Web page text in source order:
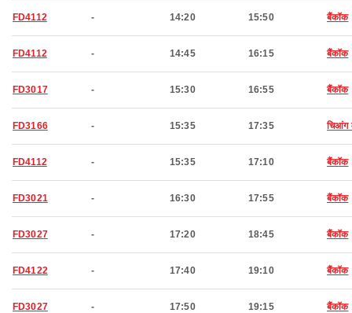
FD4112 - 14:20 15:50 बैंकॉक
FD4112 - 14:45 16:15 बैंकॉक
FD3017 - 15:30 16:55 बैंकॉक
FD3166 - 15:35 17:35 चिआंग
FD4112 - 15:35 17:10 बैंकॉक
FD3021 - 16:30 17:55 बैंकॉक
FD3027 - 17:20 18:45 बैंकॉक
FD4122 - 17:40 19:10 बैंकॉक
FD3027 - 17:50 19:15 बैंकॉक